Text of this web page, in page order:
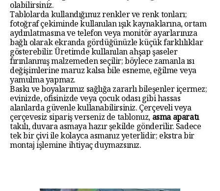
olabilirsiniz.
Tablolarda kullandığımız renkler ve renk tonları;
fotoğraf çekiminde kullanılan ışık kaynaklarına, ortam
aydınlatmasına ve telefon veya monitör ayarlarınıza
bağlı olarak ekranda gördüğünüzle küçük farklılıklar
gösterebilir. Üretimde kullanılan ahşap şaseler
fırınlanmış malzemeden seçilir; böylece zamanla ısı
değişimlerine maruz kalsa bile esneme, eğilme veya
yamulma yapmaz.
Baskı ve boyalarımız sağlığa zararlı bileşenler içermez;
evinizde, ofisinizde veya çocuk odası gibi hassas
alanlarda güvenle kullanabilirsiniz. Çerçeveli veya
çerçevesiz sipariş verseniz de tablonuz,asma aparatı
takılı, duvara asmaya hazır şekilde gönderilir. Sadece
tek bir çivi ile kolayca asmanız yeterlidir; ekstra bir
montaj işlemine ihtiyaç duymazsınız.